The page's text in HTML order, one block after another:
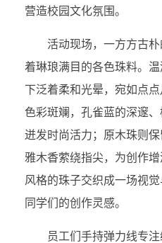
营造校园文化氛围。
活动现场，一方方古
着琳琅满目的各色珠料。
下泛着柔和光晕，宛如点
色彩斑斓，孔雀蓝的深邃、
迸发时尚活力；原木珠则
雅木香萦绕指尖，为创作增
风格的珠子交织成一场视
同学们的创作灵感。
员工们手持弹力线专